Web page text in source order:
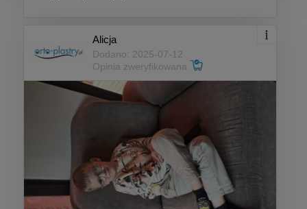
Alicja
Dodano: 2025-07-12
Opinia zweryfikowana